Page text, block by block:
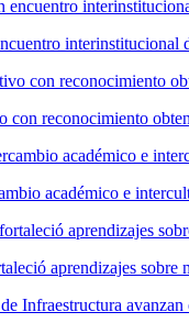
interinstitucional
con reconocimiento
académico e
aprendizajes sobre